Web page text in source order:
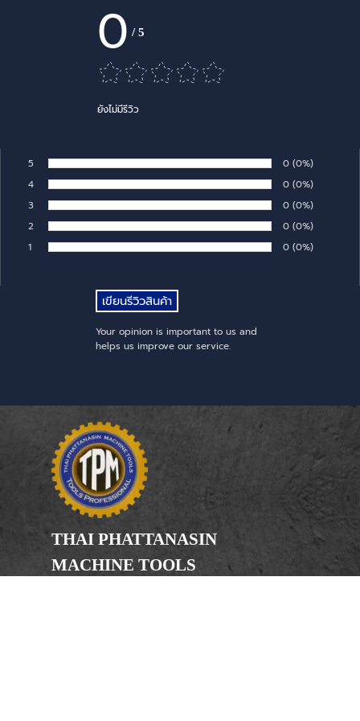
0 /5
ยังไม่มีรีวิว
5 Number of rates:
0 Percentage of
(0%)
4 Number of rates:
0 Percentage of
(0%)
3 Number of rates:
0 Percentage of
(0%)
2 Number of rates:
0 Percentage of
(0%)
1 Number of rates:
0 Percentage of
(0%)
Your opinion is important to us and
helps us improve our service.
THAI PHATTANASIN
MACHINE TOOLS